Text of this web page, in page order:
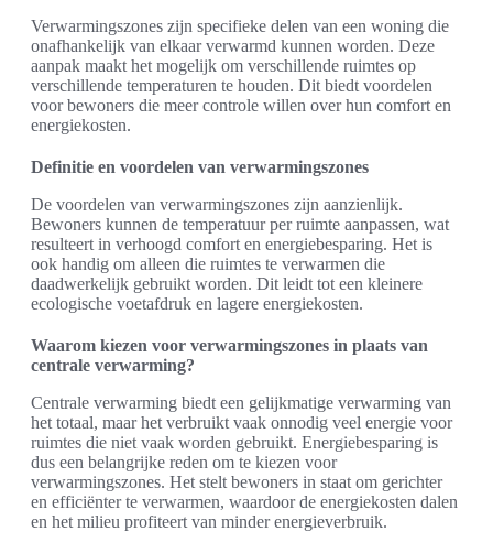
Verwarmingszones zijn specifieke delen van een woning die
onafhankelijk van elkaar verwarmd kunnen worden. Deze
aanpak maakt het mogelijk om verschillende ruimtes op
verschillende temperaturen te houden. Dit biedt voordelen
voor bewoners die meer controle willen over hun comfort en
energiekosten.
Definitie en voordelen van verwarmingszones
De voordelen van verwarmingszones zijn aanzienlijk.
Bewoners kunnen de temperatuur per ruimte aanpassen, wat
resulteert in verhoogd comfort en energiebesparing. Het is
ook handig om alleen die ruimtes te verwarmen die
daadwerkelijk gebruikt worden. Dit leidt tot een kleinere
ecologische voetafdruk en lagere energiekosten.
Waarom kiezen voor verwarmingszones in plaats van
centrale verwarming?
Centrale verwarming biedt een gelijkmatige verwarming van
het totaal, maar het verbruikt vaak onnodig veel energie voor
ruimtes die niet vaak worden gebruikt. Energiebesparing is
dus een belangrijke reden om te kiezen voor
verwarmingszones. Het stelt bewoners in staat om gerichter
en efficiënter te verwarmen, waardoor de energiekosten dalen
en het milieu profiteert van minder energieverbruik.